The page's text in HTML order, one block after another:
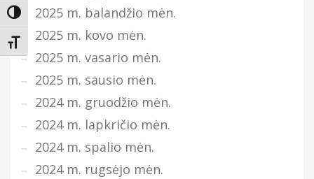
Įjungti didesnį kontrastą
Keisti teksto dydį
2025 m. balandžio mėn.
2025 m. kovo mėn.
2025 m. vasario mėn.
2025 m. sausio mėn.
2024 m. gruodžio mėn.
2024 m. lapkričio mėn.
2024 m. spalio mėn.
2024 m. rugsėjo mėn.